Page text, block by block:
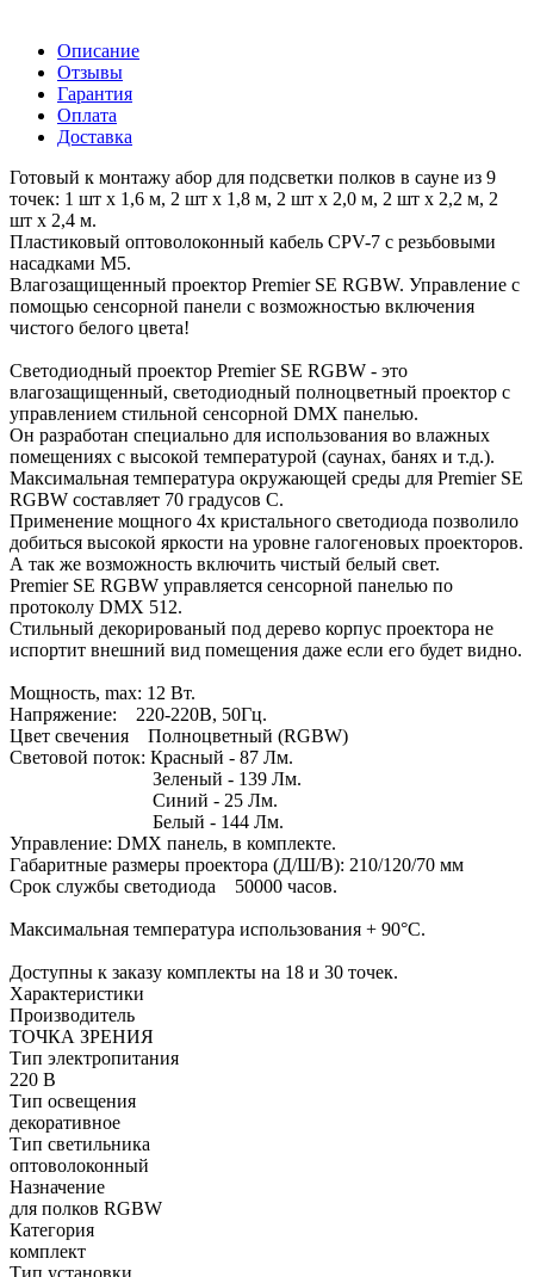
Описание
Отзывы
Гарантия
Оплата
Доставка
Готовый к монтажу абор для подсветки полков в сауне из 9
точек: 1 шт х 1,6 м, 2 шт х 1,8 м, 2 шт х 2,0 м, 2 шт х 2,2 м, 2
шт х 2,4 м.
Пластиковый оптоволоконный кабель CPV-7 с резьбовыми
насадками М5.
Влагозащищенный проектор Premier SE RGBW. Управление с
помощью сенсорной панели с возможностью включения
чистого белого цвета!
Светодиодный проектор Premier SE RGBW - это
влагозащищенный, светодиодный полноцветный проектор с
управлением стильной сенсорной DMX панелью.
Он разработан специально для использования во влажных
помещениях с высокой температурой (саунах, банях и т.д.).
Максимальная температура окружающей среды для Premier SE
RGBW составляет 70 градусов С.
Применение мощного 4х кристального светодиода позволило
добиться высокой яркости на уровне галогеновых проекторов.
А так же возможность включить чистый белый свет.
Premier SE RGBW управляется сенсорной панелью по
протоколу DMX 512.
Стильный декорированый под дерево корпус проектора не
испортит внешний вид помещения даже если его будет видно.
Мощность, max: 12 Вт.
Напряжение: 220-220В, 50Гц.
Цвет свечения Полноцветный (RGBW)
Световой поток: Красный - 87 Лм.
Зеленый - 139 Лм.
Синий - 25 Лм.
Белый - 144 Лм.
Управление: DMX панель, в комплекте.
Габаритные размеры проектора (Д/Ш/В): 210/120/70 мм
Срок службы светодиода 50000 часов.
Максимальная температура использования + 90°C.
Доступны к заказу комплекты на 18 и 30 точек.
Характеристики
Производитель
ТОЧКА ЗРЕНИЯ
Тип электропитания
220 В
Тип освещения
декоративное
Тип светильника
оптоволоконный
Назначение
для полков RGBW
Категория
комплект
Тип установки